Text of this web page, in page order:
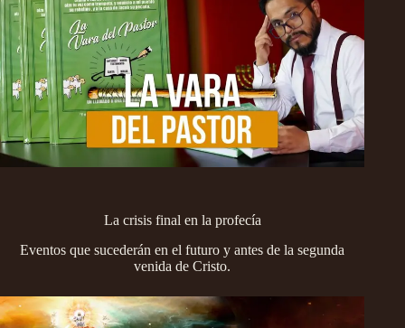
La crisis final en la profecía
Eventos que sucederán en el futuro y antes de la segunda
venida de Cristo.